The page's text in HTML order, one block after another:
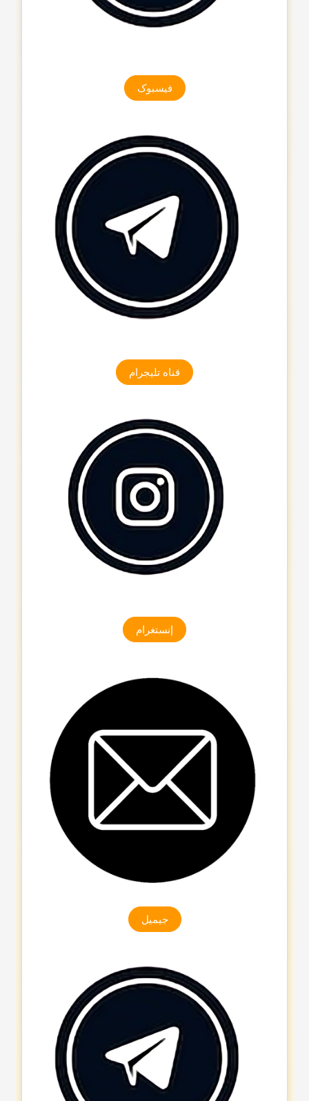
فیسبوک
قناه تلیجرام
إنستغرام
جیمیل